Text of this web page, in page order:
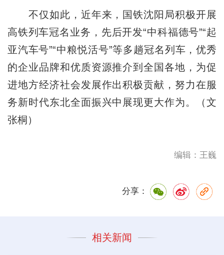
不仅如此，近年来，国铁沈阳局积极开展
高铁列车冠名业务，先后开发“中科福德号”“起
亚汽车号”“中粮悦活号”等多趟冠名列车，优秀
的企业品牌和优质资源推介到全国各地，为促
进地方经济社会发展作出积极贡献，努力在服
务新时代东北全面振兴中展现更大作为。（文
张桐）
编辑：王巍
分享：
相关新闻